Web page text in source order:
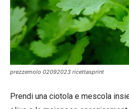
prezzemolo 02092023 ricettasprint
Prendi una ciotola e mescola